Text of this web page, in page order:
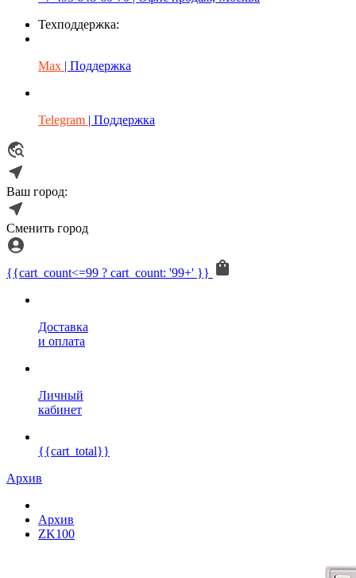
Техподдержка:
Max | Поддержка
Telegram | Поддержка
Ваш город:
Сменить город
{{cart_count<=99 ? cart_count: '99+' }}
Доставка
и оплата
Личный
кабинет
{{cart_total}}
Архив
Архив
ZK100